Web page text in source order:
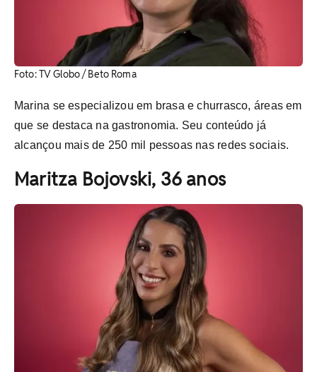
Foto: TV Globo / Beto Roma
Marina se especializou em brasa e churrasco, áreas em
que se destaca na gastronomia. Seu conteúdo já
alcançou mais de 250 mil pessoas nas redes sociais.
Maritza Bojovski, 36 anos